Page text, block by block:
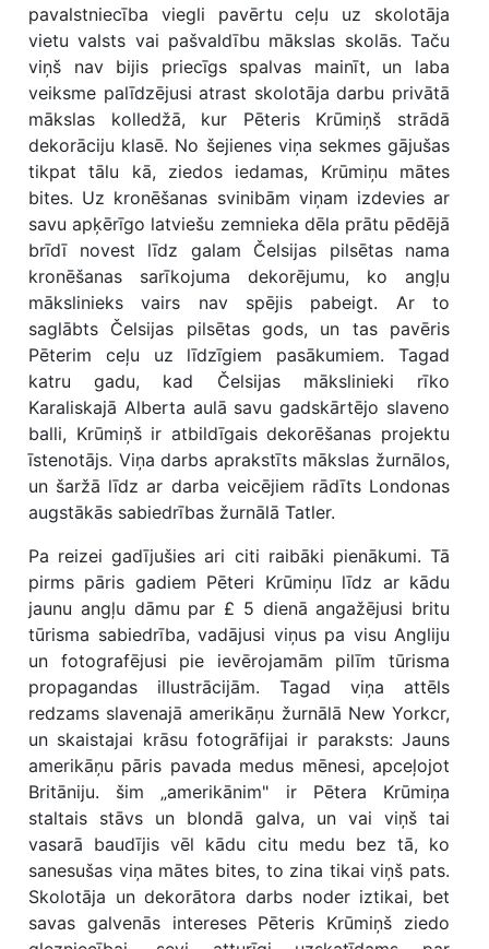
pavalstniecība viegli pavērtu ceļu uz skolotāja
vietu valsts vai pašvaldību mākslas skolās. Taču
viņš nav bijis priecīgs spalvas mainīt, un laba
veiksme palīdzējusi atrast skolotāja darbu privātā
mākslas kolledžā, kur Pēteris Krūmiņš strādā
dekorāciju klasē. No šejienes viņa sekmes gājušas
tikpat tālu kā, ziedos iedamas, Krūmiņu mātes
bites. Uz kronēšanas svinibām viņam izdevies ar
savu apķērīgo latviešu zemnieka dēla prātu pēdējā
brīdī novest līdz galam Čelsijas pilsētas nama
kronēšanas sarīkojuma dekorējumu, ko angļu
mākslinieks vairs nav spējis pabeigt. Ar to
saglābts Čelsijas pilsētas gods, un tas pavēris
Pēterim ceļu uz līdzīgiem pasākumiem. Tagad
katru gadu, kad Čelsijas mākslinieki rīko
Karaliskajā Alberta aulā savu gadskārtējo slaveno
balli, Krūmiņš ir atbildīgais dekorēšanas projektu
īstenotājs. Viņa darbs aprakstīts mākslas žurnālos,
un šaržā līdz ar darba veicējiem rādīts Londonas
augstākās sabiedrības žurnālā Tatler.
Pa reizei gadījušies ari citi raibāki pienākumi. Tā
pirms pāris gadiem Pēteri Krūmiņu līdz ar kādu
jaunu angļu dāmu par £ 5 dienā angažējusi britu
tūrisma sabiedrība, vadājusi viņus pa visu Angliju
un fotografējusi pie ievērojamām pilīm tūrisma
propagandas illustrācijām. Tagad viņa attēls
redzams slavenajā amerikāņu žurnālā New Yorkcr,
un skaistajai krāsu fotogrāfijai ir paraksts: Jauns
amerikāņu pāris pavada medus mēnesi, apceļojot
Britāniju. šim „amerikānim" ir Pētera Krūmiņa
staltais stāvs un blondā galva, un vai viņš tai
vasarā baudījis vēl kādu citu medu bez tā, ko
sanesušas viņa mātes bites, to zina tikai viņš pats.
Skolotāja un dekorātora darbs noder iztikai, bet
savas galvenās intereses Pēteris Krūmiņš ziedo